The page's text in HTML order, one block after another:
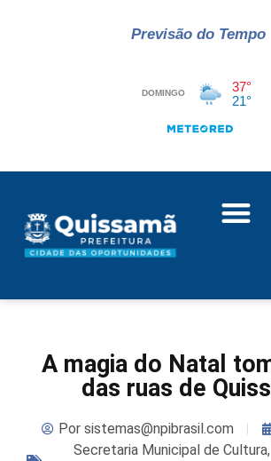
Previsão do Tempo
A magia do Natal
das ruas de
Por sistemas@npibrasil.com
Secretaria Municipal de